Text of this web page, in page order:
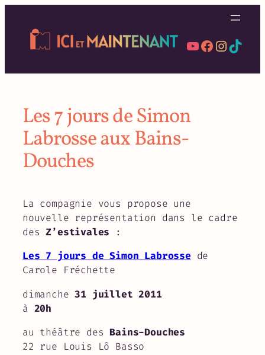
contenu
YouTube
Facebook
Les 7 jours de Simon
Labrosse aux Bains-
Douches
La compagnie vous propose une
nouvelle représentation dans le cadre
desZ’estivales :
Les 7 jours de Simon Labrosse de
Carole Fréchette
dimanche 31 juillet 2011
à 20h
au théâtre des Bains-Douches
22 rue Louis Lô Basso